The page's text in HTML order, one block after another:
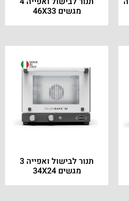
מגשים 46X33
תנור לבישול ואפייה 3
מגשים 34X24